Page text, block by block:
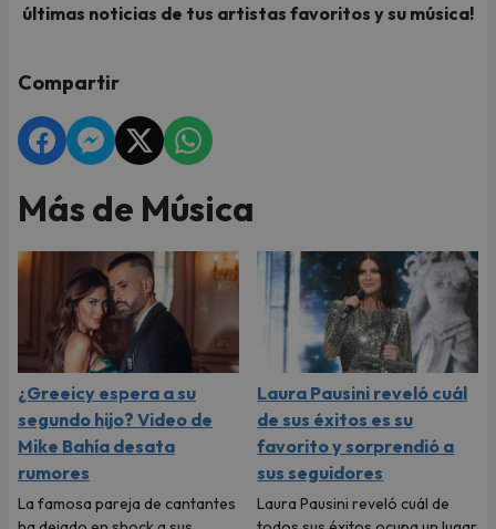
últimas noticias de tus artistas favoritos y su música!
Compartir
Más de Música
¿Greeicy espera a su
segundo hijo? Video de
Mike Bahía desata
rumores
La famosa pareja de cantantes
Laura Pausini reveló cuál
de sus éxitos es su
favorito y sorprendió a
sus seguidores
Laura Pausini reveló cuál de